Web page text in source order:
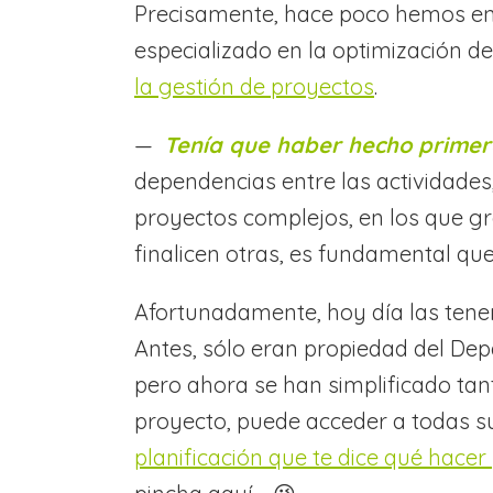
Precisamente, hace poco hemos
especializado en la optimización
la gestión de proyectos.
— Tenía que haber hecho
dependencias entre las
proyectos complejos, en los que
finalicen otras, es fundamental
Afortunadamente, hoy día las
Antes, sólo eran propiedad del
pero ahora se han simplificado
proyecto, puede acceder a todas
planificación que te dice qué